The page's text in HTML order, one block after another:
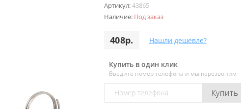
Артикул:43865
Наличие: Под заказ
408р. Нашли дешевле?
Купить в один клик
Введите номер телефона и мы перезвоним
Купить